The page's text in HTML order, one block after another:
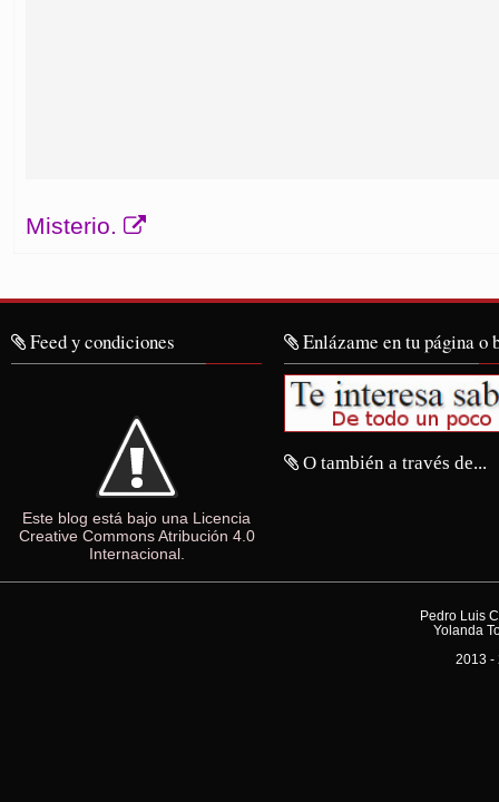
Misterio.
Feed y condiciones
Este blog está bajo una Licencia
Creative Commons Atribución 4.0
Internacional.
Enlázame en tu página o
O también a través de...
Pedro Luis
Yolanda
2013 -